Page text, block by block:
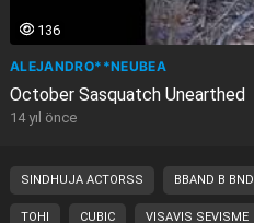
136
ALEJANDRO**NEUBEA
October Sasquatch Unearthed
14 yıl önce
SINDHUJA ACTORSS BBAND B BND
TOHI CUBIC VISAVIS SEVISME